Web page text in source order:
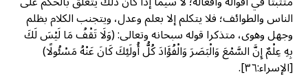
الناس والطوائف؛ فلا يتكلم إلا بعلم وعدل، ويتجنب الكلام بظلم
وجهل وهوى، متذكرا قوله سبحانه وتعالى: (وَلَا تَقْفُ مَا لَيْسَ لَكَ
بِهِ عِلْمٌ إِنَّ السَّمْعَ وَالْبَصَرَ وَالْفُؤَادَ كُلُّ أُولَئِكَ كَانَ عَنْهُ مَسْئُولًا)
[الإسراء:٣٦].